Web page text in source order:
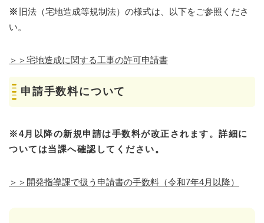
※ 旧法（宅地造成等規制法）の様式は、以下をご参照くださ
い。
＞＞宅地造成に関する工事の許可申請書
申請手数料について
※4月以降の新規申請は手数料が改正されます。詳細に
ついては当課へ確認してください。
＞＞開発指導課で扱う申請書の手数料（令和7年4月以降）